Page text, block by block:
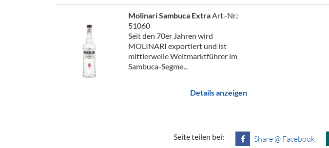
Molinari Sambuca ExtraArt.-Nr.:
51060
Seit den 70er Jahren wird
MOLINARI exportiert und ist
mittlerweile Weltmarktführer im
Sambuca-Segme...
Details anzeigen
Seite teilen bei: Share @ Facebook